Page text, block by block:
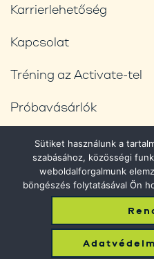
Karrierlehetőség
Kapcsolat
Tréning az Activate-tel
Próbavásárlók
Blog
Adatvédelmi feltételek
© 2026 Phantom
Sütiket használunk a
szabásához, közösségi
weboldalforgalmunk
böngészés folytatásával Ön